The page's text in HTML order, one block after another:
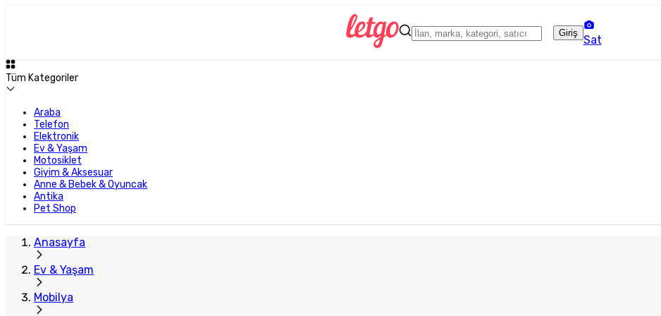
Giriş
Sat
Tüm Kategoriler
Araba
Telefon
Elektronik
Ev & Yaşam
Motosiklet
Giyim & Aksesuar
Anne & Bebek & Oyuncak
Antika
Pet Shop
Anasayfa
Ev & Yaşam
Mobilya